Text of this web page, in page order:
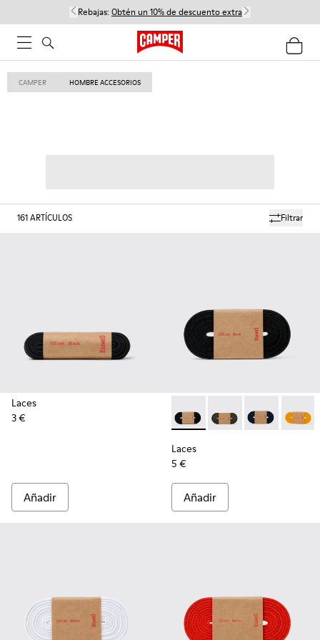
Rebajas: Obtén un 10% de descuento extra
CAMPER HOMBRE ACCESORIOS
Filtrar
161ARTÍCULOS
Laces
3 €
Añadir
Laces - KL00002-001 -
Laces - KL00002-
Laces -Laces
Laces
5 €
Añadir